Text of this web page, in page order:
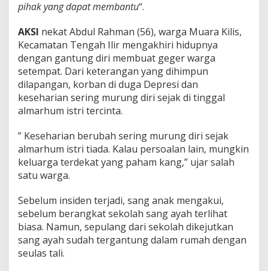
pihak yang dapat membantu“.
AKSI nekat Abdul Rahman (56), warga Muara Kilis,
Kecamatan Tengah Ilir mengakhiri hidupnya
dengan gantung diri membuat geger warga
setempat. Dari keterangan yang dihimpun
dilapangan, korban di duga Depresi dan
keseharian sering murung diri sejak di tinggal
almarhum istri tercinta.
” Keseharian berubah sering murung diri sejak
almarhum istri tiada. Kalau persoalan lain, mungkin
keluarga terdekat yang paham kang,” ujar salah
satu warga.
Sebelum insiden terjadi, sang anak mengakui,
sebelum berangkat sekolah sang ayah terlihat
biasa. Namun, sepulang dari sekolah dikejutkan
sang ayah sudah tergantung dalam rumah dengan
seulas tali.